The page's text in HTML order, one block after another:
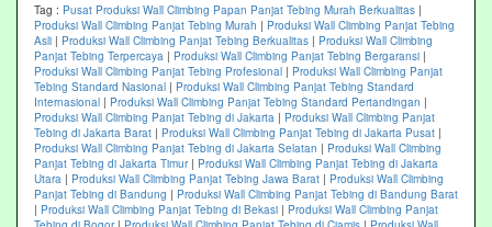
Tag : Pusat Produksi Wall Climbing Papan Panjat Tebing Murah Berkualitas |
Produksi Wall Climbing Panjat Tebing Murah | Produksi Wall Climbing Panjat Tebing
Asli | Produksi Wall Climbing Panjat Tebing Berkualitas | Produksi Wall Climbing
Panjat Tebing Terpercaya | Produksi Wall Climbing Panjat Tebing Bergaransi |
Produksi Wall Climbing Panjat Tebing Profesional | Produksi Wall Climbing Panjat
Tebing Standard Nasional | Produksi Wall Climbing Panjat Tebing Standard
Internasional | Produksi Wall Climbing Panjat Tebing Standard Pertandingan |
Produksi Wall Climbing Panjat Tebing di Jakarta | Produksi Wall Climbing Panjat
Tebing di Jakarta Barat | Produksi Wall Climbing Panjat Tebing di Jakarta Pusat |
Produksi Wall Climbing Panjat Tebing di Jakarta Selatan | Produksi Wall Climbing
Panjat Tebing di Jakarta Timur| Produksi Wall Climbing Panjat Tebing di Jakarta
Utara | Produksi Wall Climbing Panjat Tebing Jawa Barat | Produksi Wall Climbing
Panjat Tebing di Bandung | Produksi Wall Climbing Panjat Tebing di Bandung Barat
| Produksi Wall Climbing Panjat Tebing di Bekasi | Produksi Wall Climbing Panjat